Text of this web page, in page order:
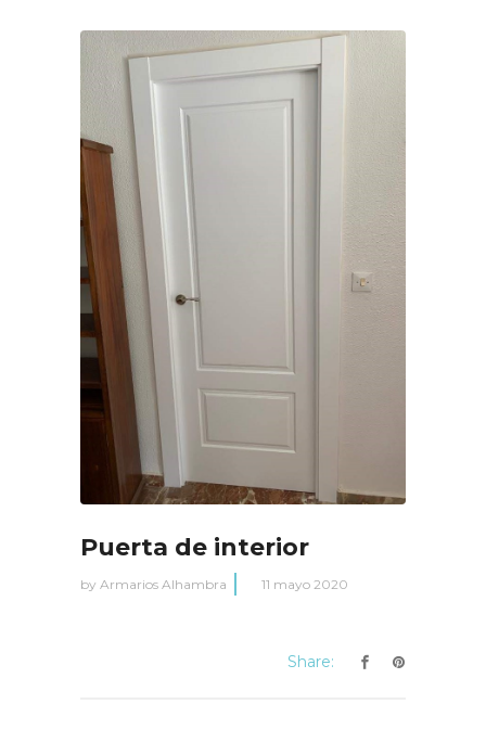
Puerta de interior
by Armarios Alhambra 11 mayo 2020
Share: